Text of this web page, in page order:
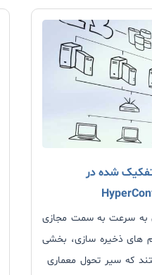
شده در
به سرعت به سمت مجازی
ذخیره سازی، بخشی
که سیر تحول معماری